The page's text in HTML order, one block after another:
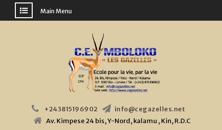
Main Menu
+243815196902
info@cegazelles.net
Av. Kimpese 24 bis, Y-Nord, kalamu , Kin, R.D.C